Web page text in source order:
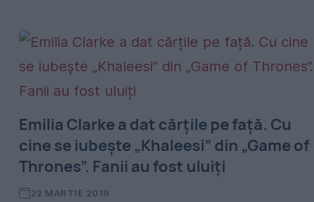
Emilia Clarke a dat cărțile pe față. Cu
cine se iubește „Khaleesi” din „Game of
Thrones”. Fanii au fost uluiți
22 MARTIE 2019